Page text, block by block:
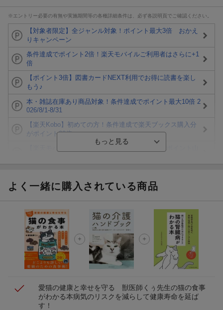
※エントリー必要の有無や実施期間等の各種詳細条件は、必ず各説明頁でご確認ください。
【対象者限定】全ジャンル対象！ポイント最大3倍 おかえ
りキャンペーン
条件達成でポイント2倍！楽天モバイルご利用者はさらに+1
倍
【ポイント3倍】図書カードNEXT利用でお得に読書を楽し
もう♪
本・雑誌在庫あり商品対象！条件達成でポイント最大10倍 2
026/8/1-8/31
【楽天Kobo】初めての方！条件達成で楽天ブックス購入分
がポイント20倍
ト山分け
楽天モバイル紹介キャンペーンの拡散で300円OFFクーポン
進呈
条件達成で楽天限定・宝塚歌劇 宙組貸切公演ペアチケット
が当たる
よく一緒に購入されている商品
愛猫の健康と幸せを守る 獣医師くぅ先生の猫の食事
がわかる本病気のリスクを減らして健康寿命を延ば
す！